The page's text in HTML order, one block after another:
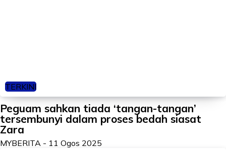
TERKINI
Peguam sahkan tiada ‘tangan-tangan’
tersembunyi dalam proses bedah siasat
Zara
MYBERITA - 11 Ogos 2025